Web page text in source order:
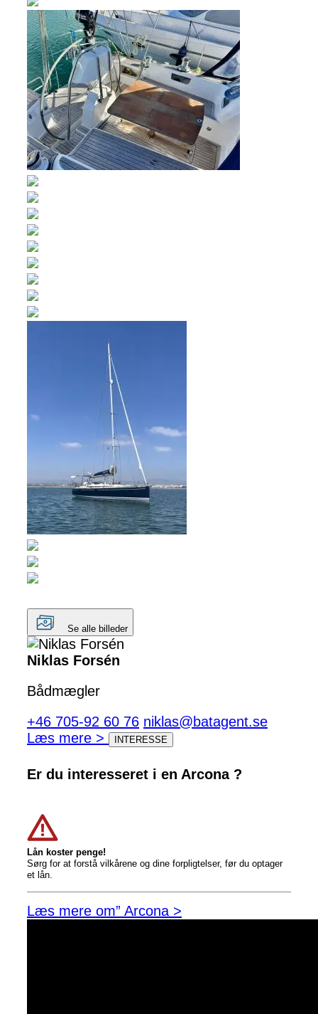
Se alle billeder
Niklas Forsén
Bådmægler
+46 705-92 60 76 niklas@batagent.se
Læs mere >
INTERESSE
Er du interesseret i en Arcona ?
Lån koster penge!
Sørg for at forstå vilkårene og dine forpligtelser, før du optager
et lån.
Læs mere om” Arcona >